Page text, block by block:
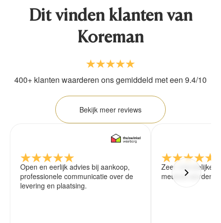
Dit vinden klanten van
Koreman
400+ klanten waarderen ons gemiddeld met een 9.4/10
Bekijk meer reviews
Open en eerlijk advies bij aankoop,
professionele communicatie over de
levering en plaatsing.
Zeer vriendelijke
meubels worden